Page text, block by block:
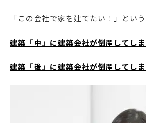
「この会社で家を建てたい！」とい
建築「中」に建築会社が倒産してしま
建築「後」に建築会社が倒産してし